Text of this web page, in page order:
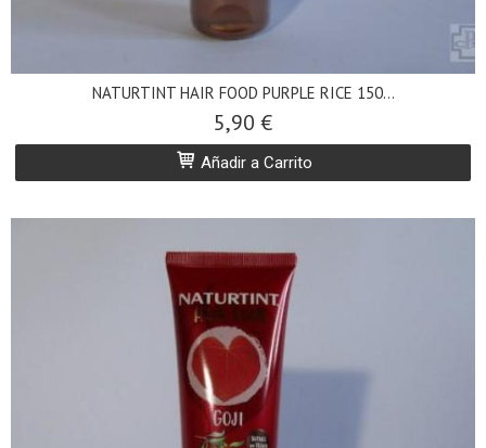
NATURTINT HAIR FOOD PURPLE RICE 150...
5,90 €
Añadir a Carrito